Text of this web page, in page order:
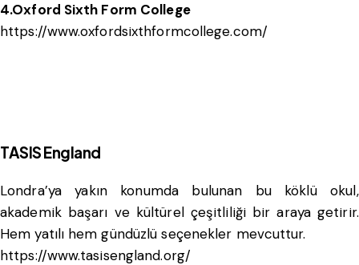
4.Oxford Sixth Form College
https://www.oxfordsixthformcollege.com/
TASIS England
Londra’ya yakın konumda bulunan bu köklü okul,
akademik başarı ve kültürel çeşitliliği bir araya getirir.
Hem yatılı hem gündüzlü seçenekler mevcuttur.
https://www.tasisengland.org/